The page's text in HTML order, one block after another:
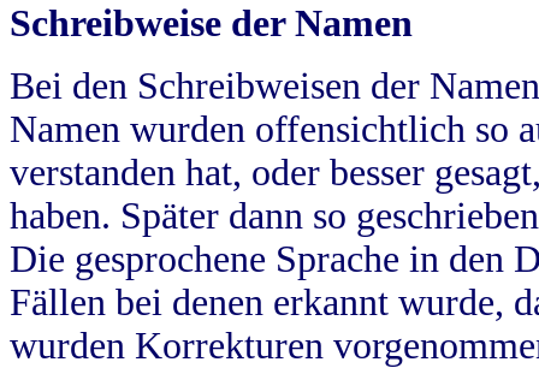
Schreibweise der Namen
Bei den Schreibweisen der
Namen wurden offensichtlich so
verstanden hat, oder besser
haben. Später dann so
Die gesprochene Sprache in
Fällen bei denen erkannt wurde,
wurden Korrekturen